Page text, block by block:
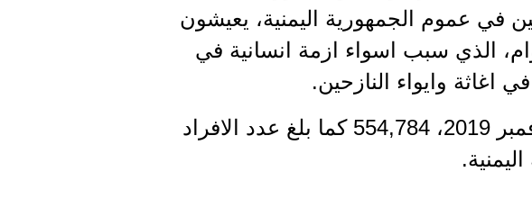
في عموم الجمهورية اليمنية، يعيشون
الذي سبب اسواء ازمة انسانية في
اغاثة وايواء النازحين.
و بلغت احصائية النازحين للأسر النازحة حتى نهاية شهر نوفمبر 2019، 554,784 كما بلغ عدد الافراد